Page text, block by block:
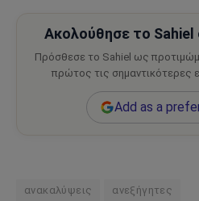
Ακολούθησε το Sahiel
Πρόσθεσε το Sahiel ως
πρώτος τις σημαντικότερες
Add as a
ανακαλύψεις ανεξήγητες